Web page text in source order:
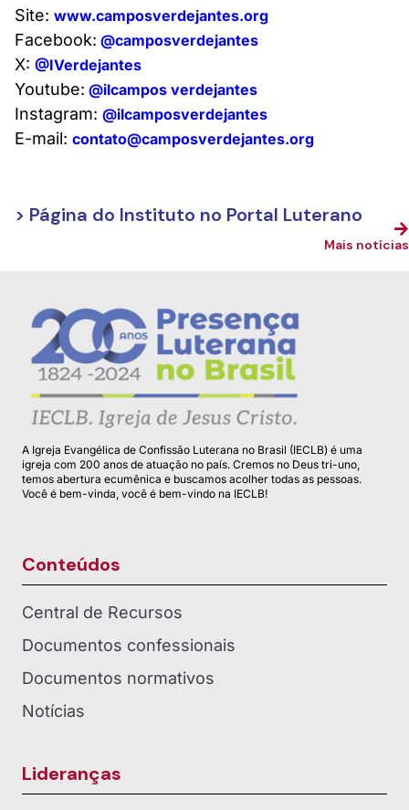
Site: www.camposverdejantes.org
Facebook: @camposverdejantes
X: @IVerdejantes
Youtube: @ilcampos verdejantes
Instagram: @ilcamposverdejantes
E-mail: contato@camposverdejantes.org
> Página do Instituto no Portal Luterano
Mais notícias
A Igreja Evangélica de Confissão Luterana no Brasil (IECLB) é uma
igreja com 200 anos de atuação no país. Cremos no Deus tri-uno,
temos abertura ecumênica e buscamos acolher todas as pessoas.
Você é bem-vinda, você é bem-vindo na IECLB!
Conteúdos
Central de Recursos
Documentos confessionais
Documentos normativos
Notícias
Lideranças